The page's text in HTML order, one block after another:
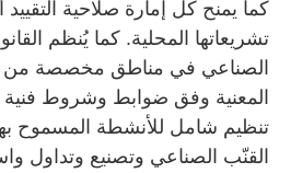
كما يمنح كل إمارة صلاحية
تشريعاتها المحلية. كما يُنظم
الصناعي في مناطق مخصصة من
المعنية وفق ضوابط وشروط فنية
تنظيم شامل للأنشطة المسموح
القنّب الصناعي وتصنيع وتداول